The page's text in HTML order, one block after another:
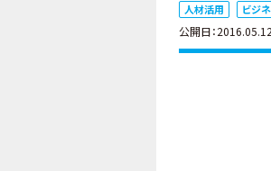
人材活用 ビジ
公開日：2016.05.12